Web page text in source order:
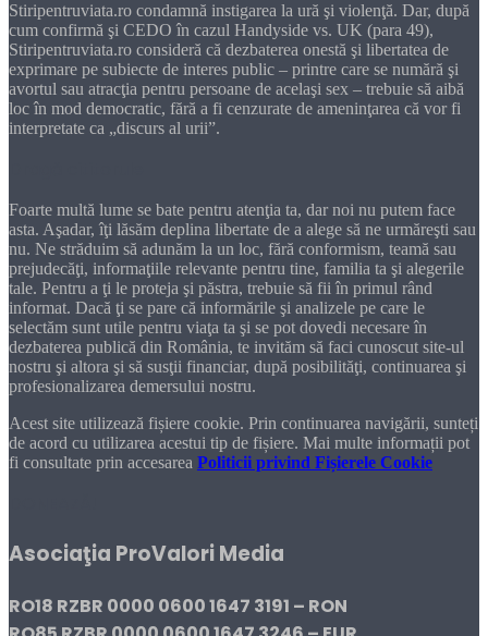
Stiripentruviata.ro condamnă instigarea la ură şi violenţă. Dar, după
cum confirmă şi CEDO în cazul Handyside vs. UK (para 49),
Stiripentruviata.ro consideră că dezbaterea onestă şi libertatea de
exprimare pe subiecte de interes public – printre care se numără şi
avortul sau atracţia pentru persoane de acelaşi sex – trebuie să aibă
loc în mod democratic, fără a fi cenzurate de ameninţarea că vor fi
interpretate ca „discurs al urii”.
Foarte multă lume se bate pentru atenţia ta, dar noi nu putem face
asta. Aşadar, îţi lăsăm deplina libertate de a alege să ne urmăreşti sau
nu. Ne străduim să adunăm la un loc, fără conformism, teamă sau
prejudecăţi, informaţiile relevante pentru tine, familia ta şi alegerile
tale. Pentru a ţi le proteja şi păstra, trebuie să fii în primul rând
informat. Dacă ţi se pare că informările şi analizele pe care le
selectăm sunt utile pentru viaţa ta şi se pot dovedi necesare în
dezbaterea publică din România, te invităm să faci cunoscut site-ul
nostru şi altora şi să susţii financiar, după posibilităţi, continuarea şi
profesionalizarea demersului nostru.
Acest site utilizează fișiere cookie. Prin continuarea navigării, sunteți
de acord cu utilizarea acestui tip de fișiere. Mai multe informații pot
fi consultate prin accesarea Politicii privind Fișierele Cookie
Asociaţia ProValori Media
RO18 RZBR 0000 0600 1647 3191 – RON